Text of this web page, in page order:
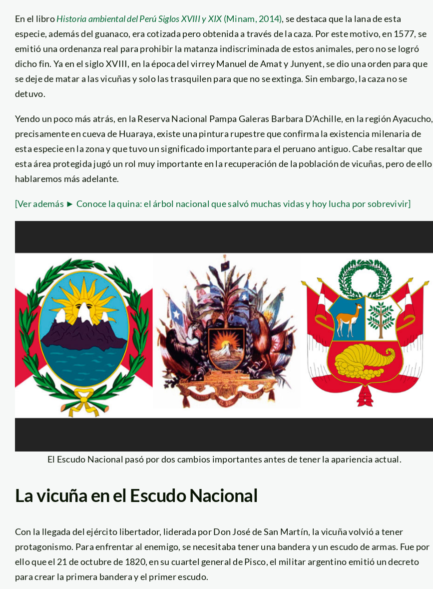
En el libroHistoria ambiental del Perú Siglos XVIII y XIX (Minam, 2014), se destaca que la lana de esta
especie, además del guanaco, era cotizada pero obtenida a través de la caza. Por este motivo, en 1577, se
emitió una ordenanza real para prohibir la matanza indiscriminada de estos animales, pero no se logró
dicho fin. Ya en el siglo XVIII, en la época del virrey Manuel de Amat y Junyent, se dio una orden para que
se deje de matar a las vicuñas y solo las trasquilen para que no se extinga. Sin embargo, la caza no se
detuvo.
Yendo un poco más atrás, en la Reserva Nacional Pampa Galeras Barbara D’Achille, en la región Ayacucho,
precisamente en cueva de Huaraya, existe una pintura rupestre que confirma la existencia milenaria de
esta especie en la zona y que tuvo un significado importante para el peruano antiguo. Cabe resaltar que
esta área protegida jugó un rol muy importante en la recuperación de la población de vicuñas, pero de ello
hablaremos más adelante.
[Ver además ► Conoce la quina: el árbol nacional que salvó muchas vidas y hoy lucha por sobrevivir]
El Escudo Nacional pasó por dos cambios importantes antes de tener la apariencia actual.
La vicuña en el Escudo Nacional
Con la llegada del ejército libertador, liderada por Don José de San Martín, la vicuña volvió a tener
protagonismo. Para enfrentar al enemigo, se necesitaba tener una bandera y un escudo de armas. Fue por
ello que el 21 de octubre de 1820, en su cuartel general de Pisco, el militar argentino emitió un decreto
para crear la primera bandera y el primer escudo.